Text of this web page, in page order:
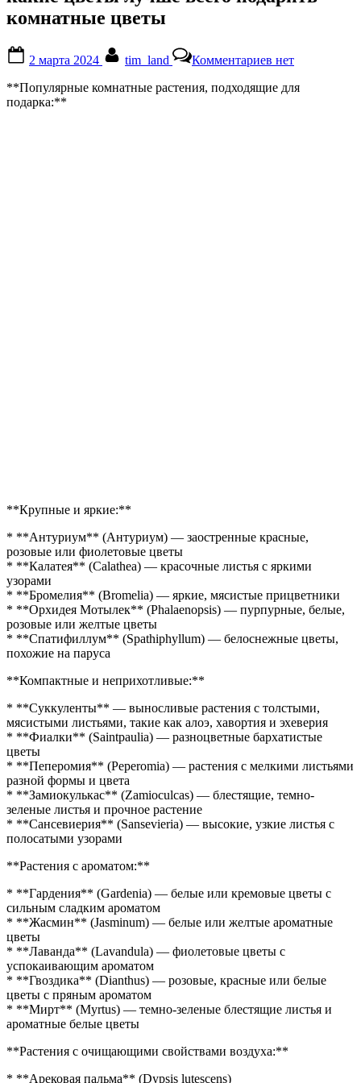
комнатные цветы
on
2 марта 2024 tim_land Комментариевзаписи
цветы
нет
**Популярные комнатные растения, подходящие для
подарка:**
**Крупные и яркие:**
* **Антуриум** (Антуриум) — заостренные красные,
розовые или фиолетовые цветы
* **Калатея** (Calathea) — красочные листья с яркими
узорами
* **Бромелия** (Bromelia) — яркие, мясистые прицветники
* **Орхидея Мотылек** (Phalaenopsis) — пурпурные, белые,
розовые или желтые цветы
* **Спатифиллум** (Spathiphyllum) — белоснежные цветы,
похожие на паруса
**Компактные и неприхотливые:**
* **Суккуленты** — выносливые растения с толстыми,
мясистыми листьями, такие как алоэ, хавортия и эхеверия
* **Фиалки** (Saintpaulia) — разноцветные бархатистые
цветы
* **Пеперомия** (Peperomia) — растения с мелкими листьями
разной формы и цвета
* **Замиокулькас** (Zamioculcas) — блестящие, темно-
зеленые листья и прочное растение
* **Сансевиерия** (Sansevieria) — высокие, узкие листья с
полосатыми узорами
**Растения с ароматом:**
* **Гардения** (Gardenia) — белые или кремовые цветы с
сильным сладким ароматом
* **Жаcмин** (Jasminum) — белые или желтые ароматные
цветы
* **Лаванда** (Lavandula) — фиолетовые цветы с
успокаивающим ароматом
* **Гвоздика** (Dianthus) — розовые, красные или белые
цветы с пряным ароматом
* **Мирт** (Myrtus) — темно-зеленые блестящие листья и
ароматные белые цветы
**Растения с очищающими свойствами воздуха:**
* **Арековая пальма** (Dypsis lutescens)